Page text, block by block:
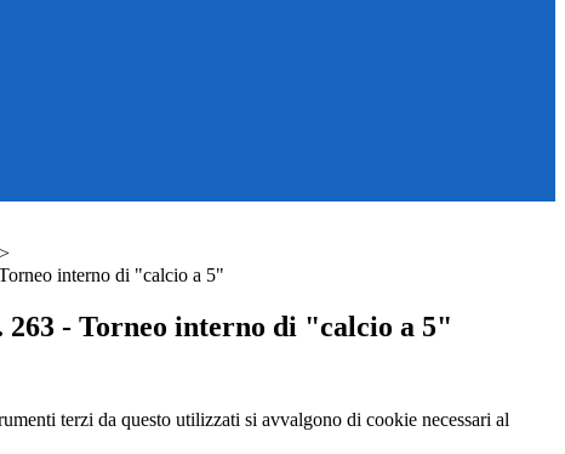
>
interno di "calcio a 5"
263 - Torneo interno di "calcio a 5"
terzi da questo utilizzati si avvalgono di cookie necessari al